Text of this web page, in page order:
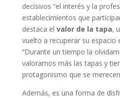
decisivos “el interés y la
establecimientos que
destaca el valor de la tapa,
vuelto a recuperar su espacio
“Durante un tiempo la
valoramos más las tapas y
protagonismo que se
Además, es una forma de